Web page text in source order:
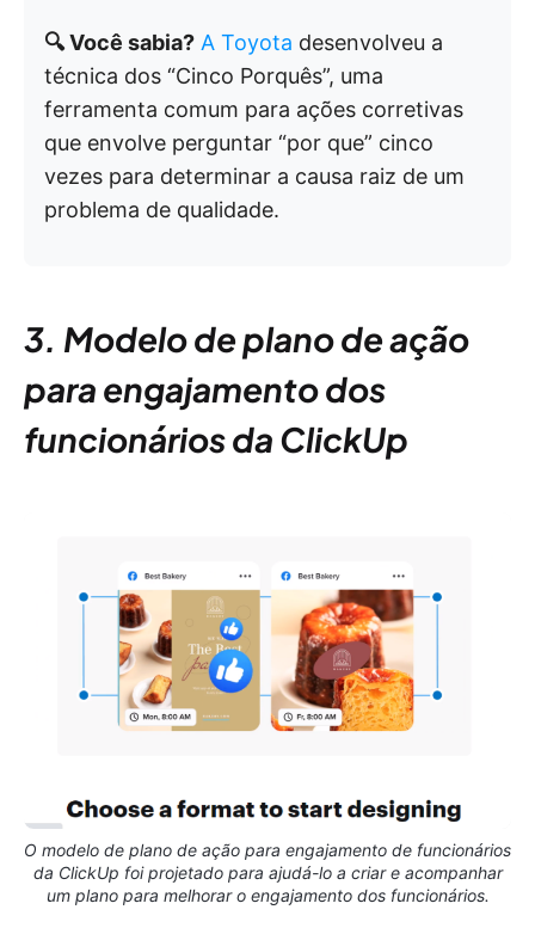
🔍 Você sabia? A Toyota desenvolveu a
técnica dos “Cinco Porquês”, uma
ferramenta comum para ações corretivas
que envolve perguntar “por que” cinco
vezes para determinar a causa raiz de um
problema de qualidade.
3. Modelo de plano de ação
para engajamento dos
funcionários da ClickUp
O modelo de plano de ação para engajamento de funcionários
da ClickUp foi projetado para ajudá-lo a criar e acompanhar
um plano para melhorar o engajamento dos funcionários.